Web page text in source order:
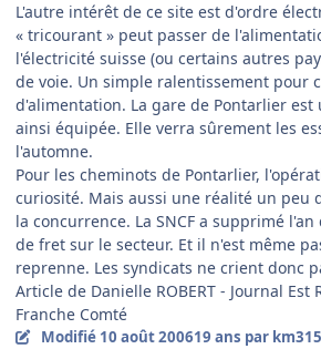
L'autre intérêt de ce site est d'ordre
« tricourant » peut passer de
l'électricité suisse (ou certains autres
de voie. Un simple ralentissement pour
d'alimentation. La gare de Pontarlier est
ainsi équipée. Elle verra sûrement les
l'automne.
Pour les cheminots de Pontarlier,
curiosité. Mais aussi une réalité un peu
la concurrence. La SNCF a supprimé
de fret sur le secteur. Et il n'est même
reprenne. Les syndicats ne crient donc
Article de Danielle ROBERT - Journal
Franche Comté
Modifié 10 août 200619 ans par km315